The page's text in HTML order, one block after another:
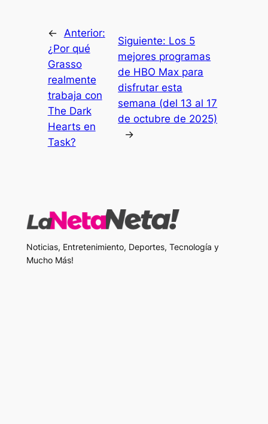
←
Anterior:
¿Por qué
Grasso
realmente
trabaja con
The Dark
Hearts en
Task?
Siguiente: Los 5
mejores programas
de HBO Max para
disfrutar esta
semana (del 13 al 17
de octubre de 2025)
→
Noticias, Entretenimiento, Deportes, Tecnología y
Mucho Más!